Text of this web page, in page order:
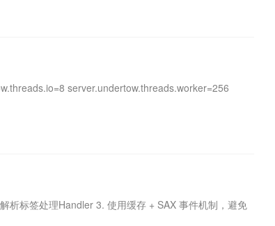
server.undertow.threads.worker=256
析标签处理Handler 3. 使用缓存 + SAX 事件机制，避免